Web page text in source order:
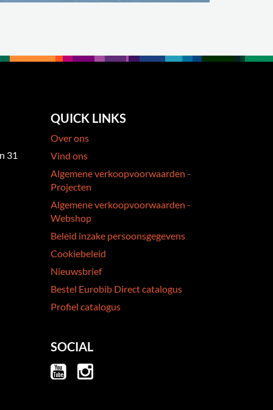
31
QUICK LINKS
Over ons
Vind ons
Algemene verkoopvoorwaarden -
Projecten
Algemene verkoopvoorwaarden -
Webshop
Beleid inzake persoonsgegevens
Cookiebeleid
Nieuwsbrief
Bestel Eurobib Direct catalogus
Profiel catalogus
SOCIAL